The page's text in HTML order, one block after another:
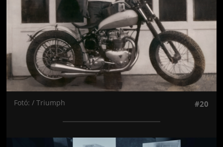
Fotó: / Triumph #20